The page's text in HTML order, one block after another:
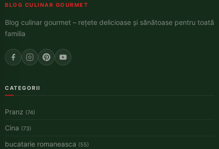
BLOG CULINAR GOURMET
Blog culinar gourmet – rețete delicioase și sănătoase pentru toată
familia
CATEGORII
Pranz (74)
Cina (73)
bucatarie romaneasca (55)